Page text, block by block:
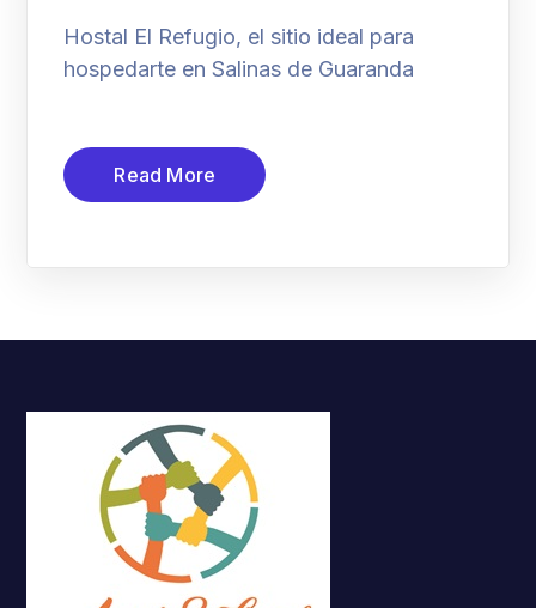
Hostal El Refugio, el sitio ideal para
hospedarte en Salinas de Guaranda
Read More